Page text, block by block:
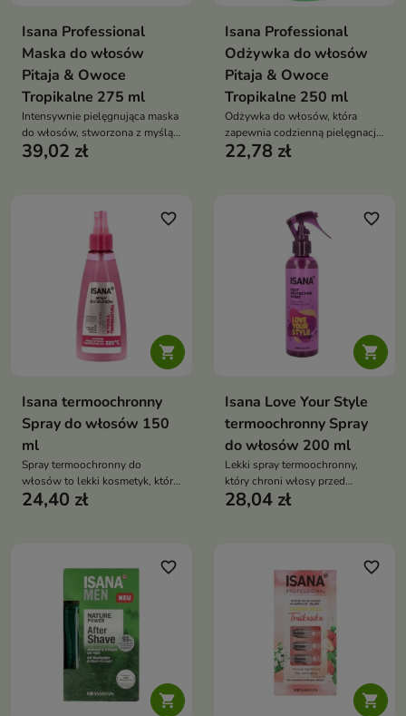
Isana Professional
Maska do włosów
Pitaja & Owoce
Tropikalne 275 ml
Intensywnie pielęgnująca maska
do włosów, stworzona z myślą
o włosach suchych, matowych i
39,02 zł
Isana Professional
Odżywka do włosów
Pitaja & Owoce
Tropikalne 250 ml
Odżywka do włosów, która
zapewnia codzienną pielęgnację
włosów potrzebujących
22,78 zł

favorite_border
Isana termoochronny
Spray do włosów 150
ml
Spray termoochronny do
włosów to lekki kosmetyk, który
skutecznie zabezpiecza włosy
jednocześnie nadając włosom
blask i miękkość
24,40 zł

favorite_border
Isana Love Your Style
termoochronny Spray
do włosów 200 ml
Lekki spray termoochronny,
który chroni włosy przed
temperaturą do 220°C, wygładza
28,04 zł

favorite_border

favorite_border